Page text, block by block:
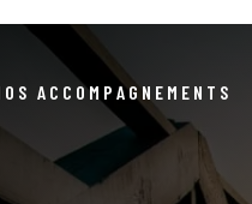
ACCOMPAGNEMENTS
NOTRE RAISON D’ÊTRE